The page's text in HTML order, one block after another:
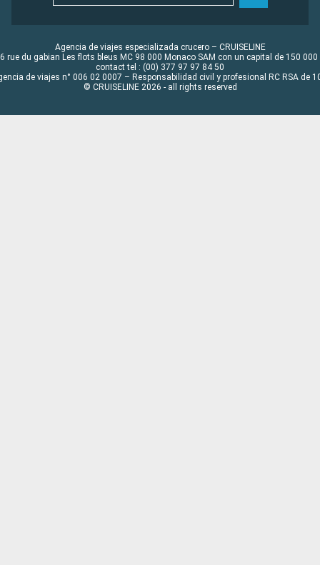
Agencia de viajes especializada crucero – CRUISELINE
rue du gabian Les flots bleus MC 98 000 Monaco SAM con un capital de 150 000
contact tel : (00) 377 97 97 84 50
de viajes n° 006 02 0007 – Responsabilidad civil y profesional RC RSA de
© CRUISELINE 2026 - all rights reserved